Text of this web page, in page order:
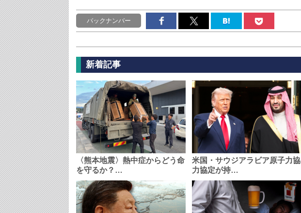
バックナンバー
新着記事
〈熊本地震〉熱中症からどう命
を守るか？…
米国・サウジアラビア原子力協
力協定が持…